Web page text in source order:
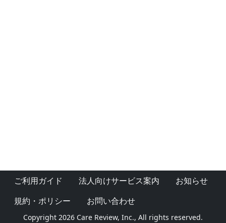
ご利用ガイド 法人向けサービス案内
お知らせ
規約・ポリシー
お問い合わせ
Copyright 2026 Care Review, Inc., All rights reserved.